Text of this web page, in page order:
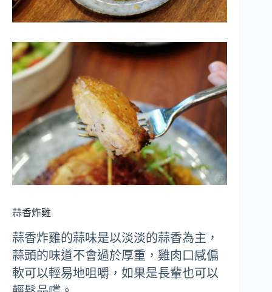
蒜香炸雞
蒜香炸雞的蒜味是以淡淡的蒜香為主，
蒜頭的味道不會過於厚重，雞肉口感偏
軟可以輕易地咀嚼，如果是長輩也可以